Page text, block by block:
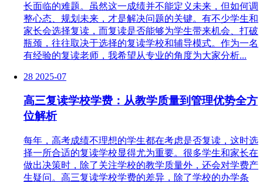
长面临的难题。虽然这一成绩并不能定义未来，但如何调
整心态、规划未来，才是解决问题的关键。有不少学生和
家长会选择复读，而复读是否能够为学生带来机会、打破
瓶颈，往往取决于选择的复读学校和辅导模式。作为一名
有经验的复读老师，我希望从专业的角度为大家分析...
28 2025-07
高三复读学校学费：从教学质量到管理优势全方
位解析
每年，高考成绩不理想的学生都在考虑是否复读，这时选
择一所合适的复读学校显得尤为重要。很多学生和家长在
做出决策时，除了关注学校的教学质量外，还会对学费产
生疑问。高三复读学校学费的差异，除了学校的办学条